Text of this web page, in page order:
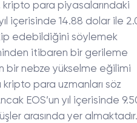
kripto para piyasalarındaki
içerisinde 14.88 dolar ile
edebildiğini söylemek
itibaren bir gerileme
bir nebze yükselme eğilimi
kripto para uzmanları söz
EOS’un yıl içerisinde
arasında yer almaktadır.